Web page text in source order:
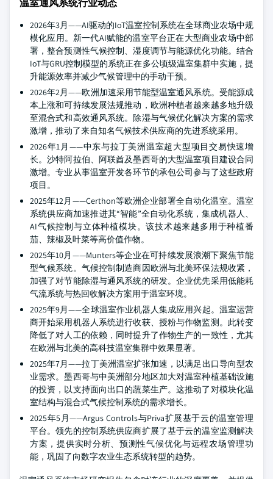
温室通风系统行业动态
2026年3月——AI驱动的IoT温室控制系统在全球商业农场中规
模化应用。新一代AI赋能的温室平台正在大型商业农场中部
署，整合预测性气候控制、湿度调节与能源优化功能。结合
IoT与GRU控制模型的系统正在多公顷级温室集群中实施，提
升能源效率并减少气候管理中的手动干预。
2026年2月——欧洲加速采用节能型温室通风系统。受能源成
本上涨和可持续发展法规推动，欧洲种植者越来越多地升级
至混合式和高效通风系统。除湿与气候优化解决方案的需求
激增，推动了来自知名气候技术供应商的先进系统采用。
2026年1月——中东与拉丁美洲温室超大型项目交易快速增
长。沙特阿拉伯、阿联酋及墨西哥的大型温室项目建设合同
激增。专业从事温室开发各环节的承包公司参与了这些政府
项目。
2025年12月——Certhon等欧洲企业部署全自动化温室。温室
系统供应商加速推进其“智能”全自动化系统，集成机器人、
AI气候控制与立体种植模块。该技术越来越多用于种植番
茄、辣椒及叶菜等高价值作物。
2025年10月——Munters等企业在可持续发展浪潮下聚焦节能
型气候系统。气候控制制造商因欧洲与北美环保法规收紧，
加强了对节能除湿与通风系统的研发。企业优先采用低能耗
气流系统与热回收解决方案用于温室环境。
2025年9月——全球温室作业机器人集成应用兴起。温室运营
商开始采用机器人系统进行收获、授粉与作物监测。此转变
降低了对人工的依赖，同时提升了作物生产的一致性，尤其
在欧洲与北美的高科技温室集群中效果显著。
2025年7月——拉丁美洲温室扩张加速，以满足出口导向型农
业需求。墨西哥与中美洲部分地区加大对温室种植基础设施
的投资，以支持面向出口的蔬菜生产。这推动了对模块化温
室结构与混合式气候控制系统的需求增长。
2025年5月——Argus Controls与Priva扩展基于云的温室管理
平台。领先的控制系统供应商扩展了基于云的温室监测解决
方案，提供实时分析、预测性气候优化与远程农场管理功
能，巩固了向数字农业生态系统转型的趋势。